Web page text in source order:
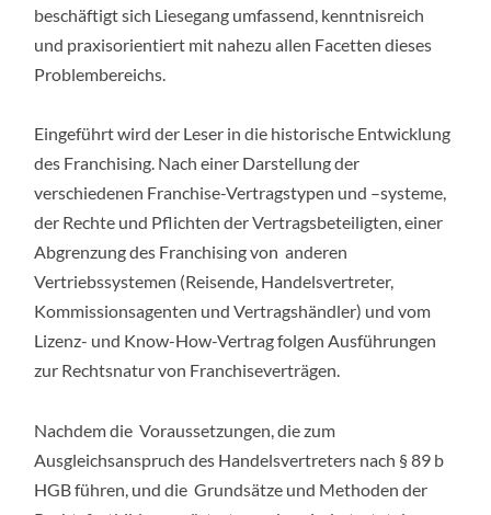
beschäftigt sich Liesegang umfassend, kenntnisreich
und praxisorientiert mit nahezu allen Facetten dieses
Problembereichs.
Eingeführt wird der Leser in die historische Entwicklung
des Franchising. Nach einer Darstellung der
verschiedenen Franchise-Vertragstypen und –systeme,
der Rechte und Pflichten der Vertragsbeteiligten, einer
Abgrenzung des Franchising von anderen
Vertriebssystemen (Reisende, Handelsvertreter,
Kommissionsagenten und Vertragshändler) und vom
Lizenz- und Know-How-Vertrag folgen Ausführungen
zur Rechtsnatur von Franchiseverträgen.
Nachdem die Voraussetzungen, die zum
Ausgleichsanspruch des Handelsvertreters nach § 89 b
HGB führen, und die Grundsätze und Methoden der